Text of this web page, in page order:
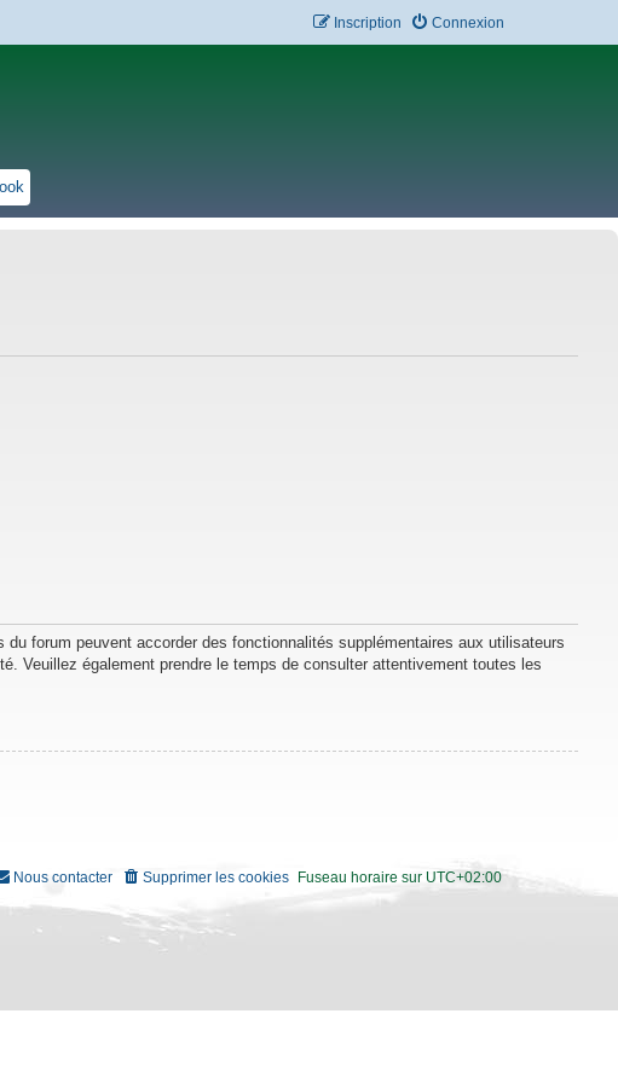
Connexion
Inscription
forum peuvent accorder des fonctionnalités supplémentaires aux utilisateurs
Veuillez également prendre le temps de consulter attentivement toutes les
Fuseau horaire sur UTC+02:00
Supprimer les cookies
Nous contacter